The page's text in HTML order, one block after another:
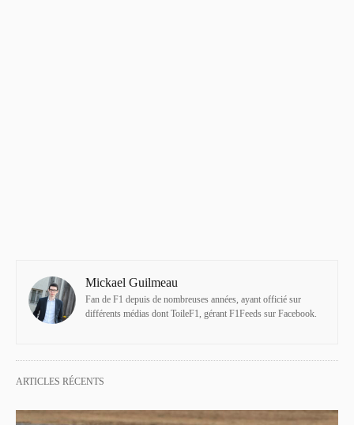
Mickael Guilmeau
Fan de F1 depuis de nombreuses années, ayant officié sur
différents médias dont ToileF1, gérant F1Feeds sur Facebook.
ARTICLES RÉCENTS